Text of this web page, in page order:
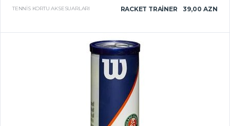
TENNIS KORTU AKSESUARLARI RACKET TRAINER 39,00 AZN